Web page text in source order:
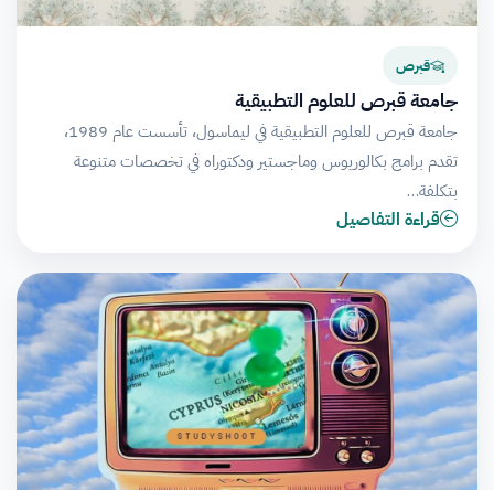
قبرص
جامعة قبرص للعلوم التطبيقية
جامعة قبرص للعلوم التطبيقية في ليماسول، تأسست عام 1989،
تقدم برامج بكالوريوس وماجستير ودكتوراه في تخصصات متنوعة
بتكلفة…
قراءة التفاصيل